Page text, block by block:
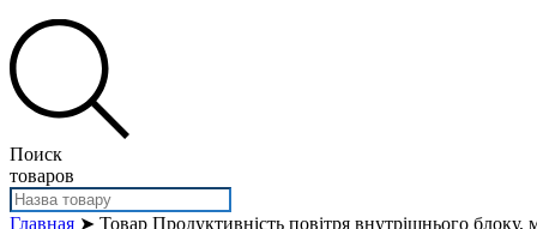
Поиск
товаров
Главная ➤ Товар Продуктивність повітря внутрішнього блоку,